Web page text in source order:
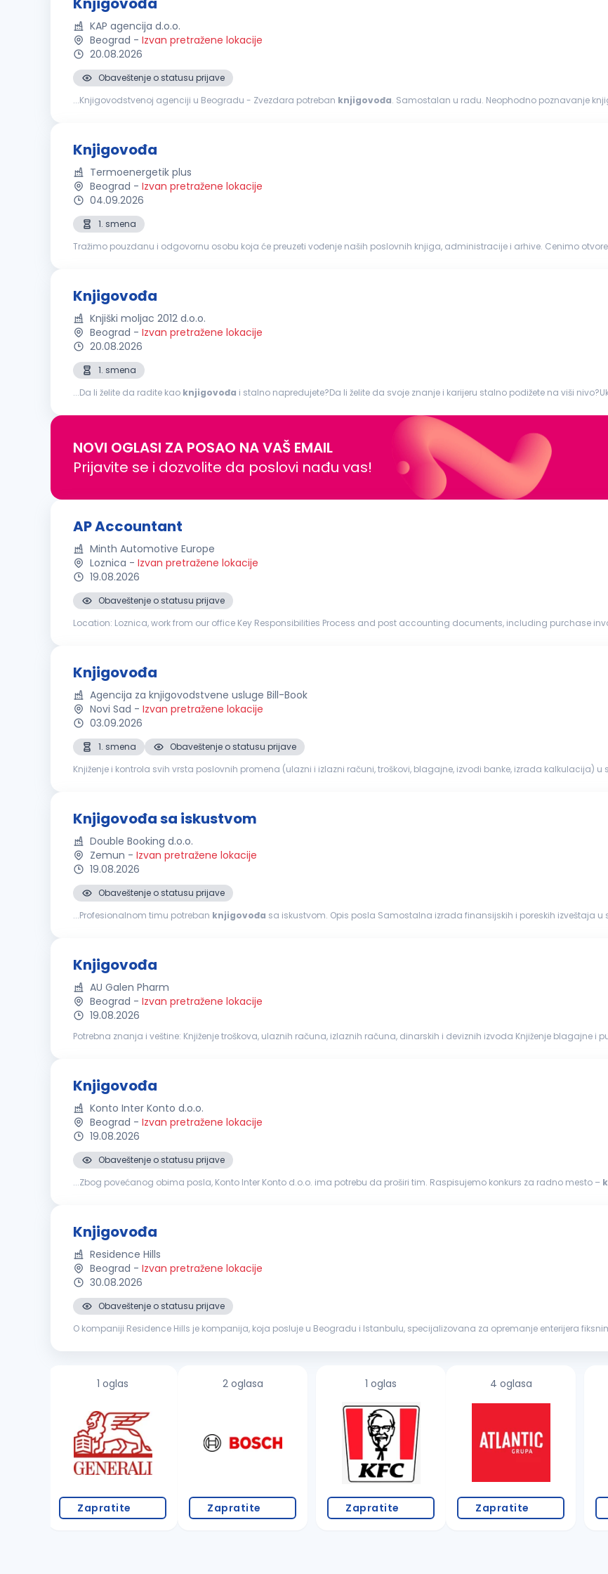
KAP agencija d.o.o.
Beograd - Izvan pretražene lokacije
20.08.2026
Obaveštenje o statusu prijave
...Knjigovodstvenoj agenciji u Beogradu - Zvezdara potreban knjigovođa. Samostalan u radu. Neophodno poznavanje knjigovodstva za
Knjigovođa
Termoenergetik plus
Beograd - Izvan pretražene lokacije
04.09.2026
1. smena
Tražimo pouzdanu i odgovornu osobu koja će preuzeti vođenje naših poslovnih knjiga, administracije i arhive. Cenimo
Knjigovođa
Knjiški moljac 2012 d.o.o.
Beograd - Izvan pretražene lokacije
20.08.2026
1. smena
...Da li želite da radite kao knjigovođa i stalno napredujete?Da li želite da svoje znanje i karijeru stalno podižete na viši
NOVI OGLASI ZA POSAO NA VAŠ EMAIL
Prijavite se i dozvolite da poslovi nađu vas!
AP Accountant
Minth Automotive Europe
Loznica - Izvan pretražene lokacije
19.08.2026
Obaveštenje o statusu prijave
Location: Loznica, work from our office Key Responsibilities Process and post accounting documents, including purchase invoices, bank statements, and other financial transactions.
Knjigovođa
Agencija za knjigovodstvene usluge Bill-Book
Novi Sad - Izvan pretražene lokacije
03.09.2026
1. smena
Obaveštenje o statusu prijave
Knjiženje i kontrola svih vrsta poslovnih promena (ulazni i izlazni računi, troškovi, blagajne, izvodi banke, izrada kalkulacija)
Knjigovođa sa iskustvom
Double Booking d.o.o.
Zemun - Izvan pretražene lokacije
19.08.2026
Obaveštenje o statusu prijave
...Profesionalnom timu potreban knjigovođa sa iskustvom. Opis posla Samostalna izrada finansijskih i poreskih izveštaja u skladu sa zakonima (redovni godišnji izveštaji, poreski bilansi,
Knjigovođa
AU Galen Pharm
Beograd - Izvan pretražene lokacije
19.08.2026
Potrebna znanja i veštine: Knjiženje troškova, ulaznih računa, izlaznih računa, dinarskih i deviznih izvoda Knjiženje blagajne i putnih troškova Evidentiranje i kontrola ulaznog i izlaznog PDV
Knjigovođa
Konto Inter Konto d.o.o.
Beograd - Izvan pretražene lokacije
19.08.2026
Obaveštenje o statusu prijave
...Zbog povećanog obima posla, Konto Inter Konto d.o.o. ima potrebu da proširi tim. Raspisujemo konkurs za radno mesto –
Knjigovođa
Residence Hills
Beograd - Izvan pretražene lokacije
30.08.2026
Obaveštenje o statusu prijave
O kompaniji Residence Hills je kompanija, koja posluje u Beogradu i Istanbulu, specijalizovana za opremanje enterijera
1 oglas
Zapratite
2 oglasa
Zapratite
1 oglas
Zapratite
4 oglasa
Zapratite